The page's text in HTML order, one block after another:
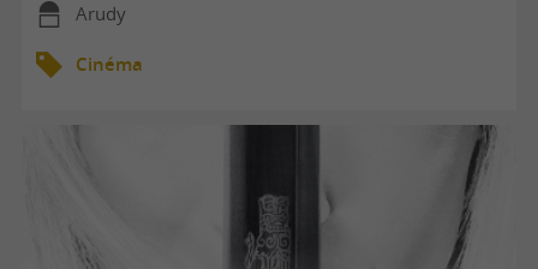
Arudy
Cinéma